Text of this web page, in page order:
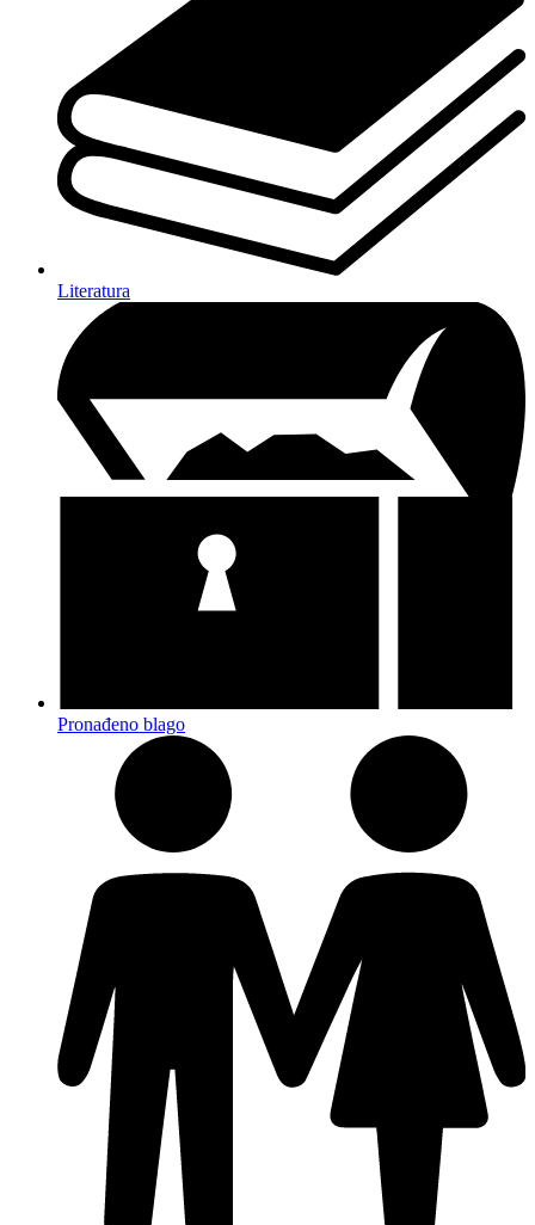
Literatura
Pronađeno blago